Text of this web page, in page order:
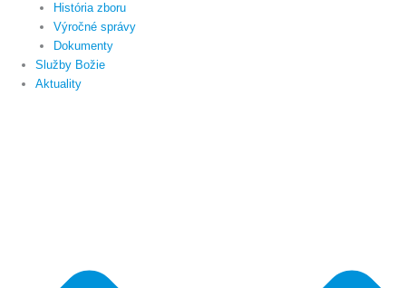
História zboru
Výročné správy
Dokumenty
Služby Božie
Aktuality